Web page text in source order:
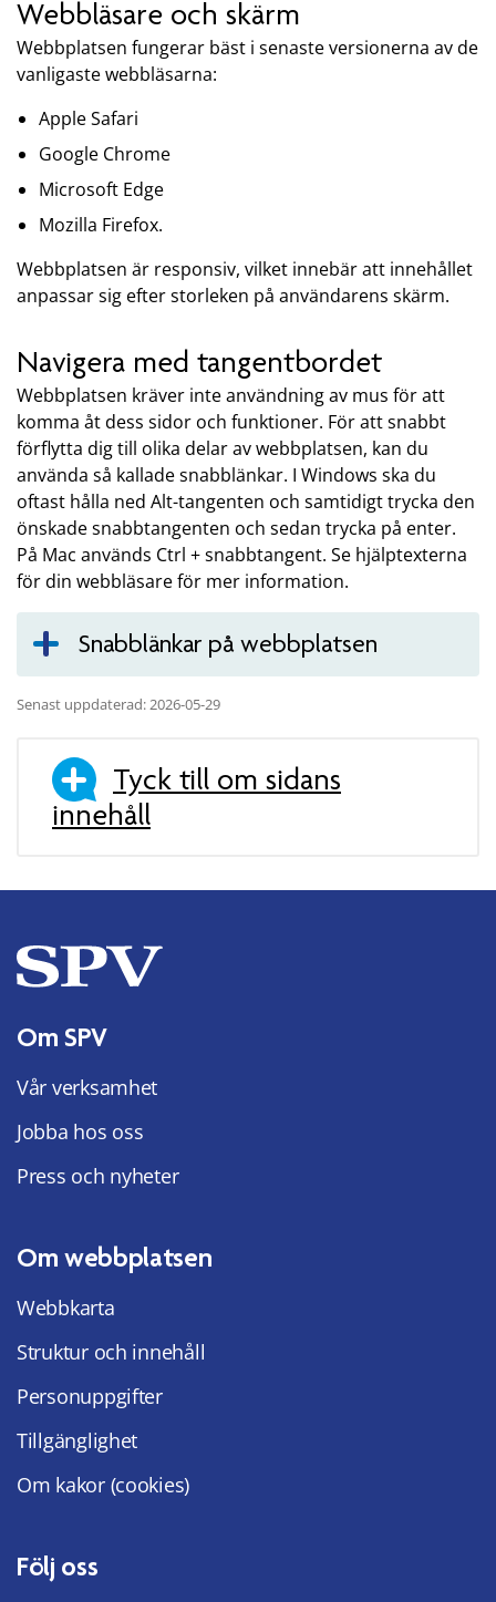
Webbläsare och skärm
Webbplatsen fungerar bäst i senaste versionerna av de
vanligaste webbläsarna:
Apple Safari
Google Chrome
Microsoft Edge
Mozilla Firefox.
Webbplatsen är responsiv, vilket innebär att innehållet
anpassar sig efter storleken på användarens skärm.
Navigera med tangentbordet
Webbplatsen kräver inte användning av mus för att
komma åt dess sidor och funktioner. För att snabbt
förflytta dig till olika delar av webbplatsen, kan du
använda så kallade snabblänkar. I Windows ska du
oftast hålla ned Alt-tangenten och samtidigt trycka den
önskade snabbtangenten och sedan trycka på enter.
På Mac används Ctrl + snabbtangent. Se hjälptexterna
för din webbläsare för mer information.
Snabblänkar på webbplatsen
Senast uppdaterad: 2026-05-29
Tyck till om sidans
innehåll
Om SPV
Vår verksamhet
Jobba hos oss
Press och nyheter
Om webbplatsen
Webbkarta
Struktur och innehåll
Personuppgifter
Tillgänglighet
Om kakor (cookies)
Följ oss